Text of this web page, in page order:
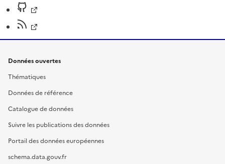
Données ouvertes
Thématiques
Données de référence
Catalogue de données
Suivre les publications des données
Portail des données européennes
schema.data.gouv.fr